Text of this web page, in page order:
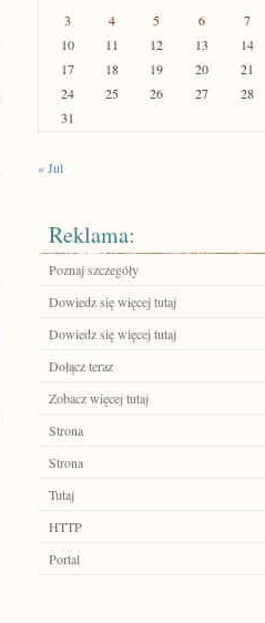
3
4 5 6 7
10
11 12 13 14
17
18 19 20 21
24
25 26 27 28
31
« Jul
Reklama:
Poznaj szczegóły
Dowiedz się więcej tutaj
Dowiedz się więcej tutaj
Dołącz teraz
Zobacz więcej tutaj
Strona
Strona
Tutaj
HTTP
Portal